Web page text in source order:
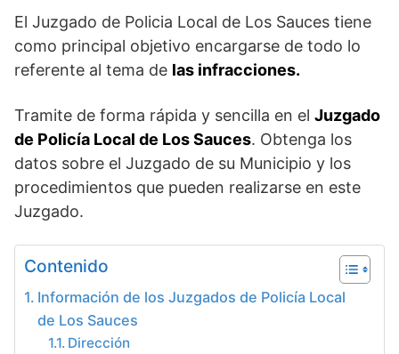
El Juzgado de Policia Local de Los Sauces tiene
como principal objetivo encargarse de todo lo
referente al tema de las infracciones.
Tramite de forma rápida y sencilla en el Juzgado
de Policía Local de Los Sauces. Obtenga los
datos sobre el Juzgado de su Municipio y los
procedimientos que pueden realizarse en este
Juzgado.
Contenido
Información de los Juzgados de Policía Local
de Los Sauces
Dirección